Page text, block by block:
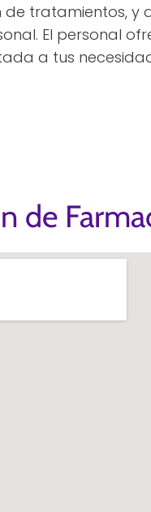
de tratamientos, y
El personal
a tus
de